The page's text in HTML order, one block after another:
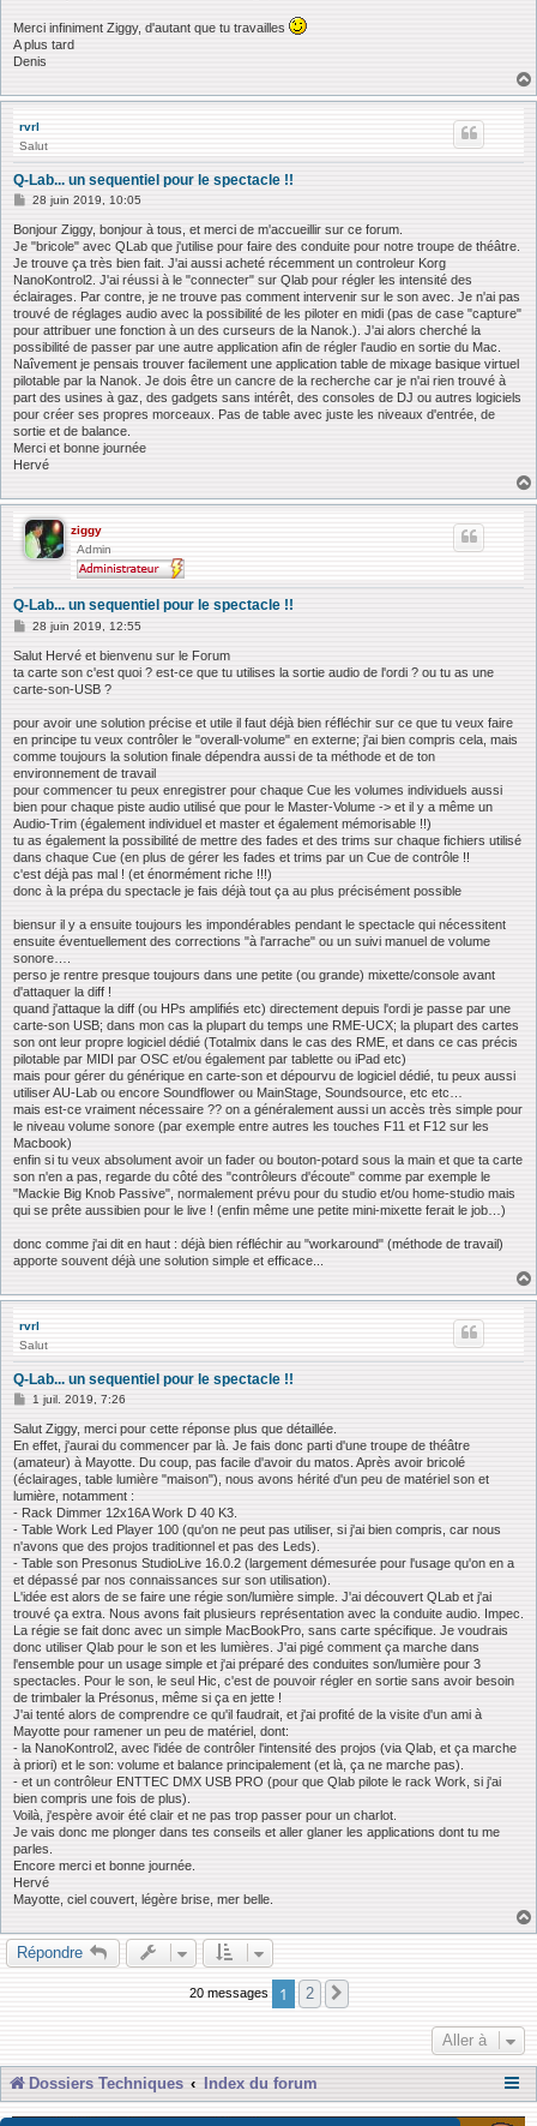
Merci infiniment Ziggy, d'autant que tu travailles
A plus tard
Denis
rvrl
Salut
Q-Lab... un sequentiel pour le spectacle !!
M
s
s
a
g
e
28 juin 2019, 10:05
Bonjour Ziggy, bonjour à tous, et merci de m'accueillir sur ce forum.
Je "bricole" avec QLab que j'utilise pour faire des conduite pour notre troupe de théâtre.
Je trouve ça très bien fait. J'ai aussi acheté récemment un controleur Korg
NanoKontrol2. J'ai réussi à le "connecter" sur Qlab pour régler les intensité des
éclairages. Par contre, je ne trouve pas comment intervenir sur le son avec. Je n'ai pas
trouvé de réglages audio avec la possibilité de les piloter en midi (pas de case "capture"
pour attribuer une fonction à un des curseurs de la Nanok.). J'ai alors cherché la
possibilité de passer par une autre application afin de régler l'audio en sortie du Mac.
Naîvement je pensais trouver facilement une application table de mixage basique virtuel
pilotable par la Nanok. Je dois être un cancre de la recherche car je n'ai rien trouvé à
part des usines à gaz, des gadgets sans intérêt, des consoles de DJ ou autres logiciels
pour créer ses propres morceaux. Pas de table avec juste les niveaux d'entrée, de
sortie et de balance.
Merci et bonne journée
Hervé
ziggy
Admin
Q-Lab... un sequentiel pour le spectacle !!
M
s
s
g
28 juin 2019, 12:55
Salut Hervé et bienvenu sur le Forum
ta carte son c'est quoi ? est-ce que tu utilises la sortie audio de l'ordi ? ou tu as une
carte-son-USB ?
pour avoir une solution précise et utile il faut déjà bien réfléchir sur ce que tu veux faire
en principe tu veux contrôler le "overall-volume" en externe; j'ai bien compris cela, mais
comme toujours la solution finale dépendra aussi de ta méthode et de ton
environnement de travail
pour commencer tu peux enregistrer pour chaque Cue les volumes individuels aussi
bien pour chaque piste audio utilisé que pour le Master-Volume -> et il y a même un
Audio-Trim (également individuel et master et également mémorisable !!)
tu as également la possibilité de mettre des fades et des trims sur chaque fichiers utilisé
dans chaque Cue (en plus de gérer les fades et trims par un Cue de contrôle !!
c'est déjà pas mal ! (et énormément riche !!!)
donc à la prépa du spectacle je fais déjà tout ça au plus précisément possible
biensur il y a ensuite toujours les impondérables pendant le spectacle qui nécessitent
ensuite éventuellement des corrections "à l'arrache" ou un suivi manuel de volume
sonore….
perso je rentre presque toujours dans une petite (ou grande) mixette/console avant
d'attaquer la diff !
quand j'attaque la diff (ou HPs amplifiés etc) directement depuis l'ordi je passe par une
carte-son USB; dans mon cas la plupart du temps une RME-UCX; la plupart des cartes
son ont leur propre logiciel dédié (Totalmix dans le cas des RME, et dans ce cas précis
pilotable par MIDI par OSC et/ou également par tablette ou iPad etc)
mais pour gérer du générique en carte-son et dépourvu de logiciel dédié, tu peux aussi
utiliser AU-Lab ou encore Soundflower ou MainStage, Soundsource, etc etc…
mais est-ce vraiment nécessaire ?? on a généralement aussi un accès très simple pour
le niveau volume sonore (par exemple entre autres les touches F11 et F12 sur les
Macbook)
enfin si tu veux absolument avoir un fader ou bouton-potard sous la main et que ta carte
son n'en a pas, regarde du côté des "contrôleurs d'écoute" comme par exemple le
"Mackie Big Knob Passive", normalement prévu pour du studio et/ou home-studio mais
qui se prête aussibien pour le live ! (enfin même une petite mini-mixette ferait le job…)
donc comme j'ai dit en haut : déjà bien réfléchir au "workaround" (méthode de travail)
apporte souvent déjà une solution simple et efficace...
rvrl
Salut
Q-Lab... un sequentiel pour le spectacle !!
M
s
s
g
e
1 juil. 2019, 7:26
Salut Ziggy, merci pour cette réponse plus que détaillée.
En effet, j'aurai du commencer par là. Je fais donc parti d'une troupe de théâtre
(amateur) à Mayotte. Du coup, pas facile d'avoir du matos. Après avoir bricolé
(éclairages, table lumière "maison"), nous avons hérité d'un peu de matériel son et
lumière, notamment :
- Rack Dimmer 12x16A Work D 40 K3.
- Table Work Led Player 100 (qu'on ne peut pas utiliser, si j'ai bien compris, car nous
n'avons que des projos traditionnel et pas des Leds).
- Table son Presonus StudioLive 16.0.2 (largement démesurée pour l'usage qu'on en a
et dépassé par nos connaissances sur son utilisation).
L'idée est alors de se faire une régie son/lumière simple. J'ai découvert QLab et j'ai
trouvé ça extra. Nous avons fait plusieurs représentation avec la conduite audio. Impec.
La régie se fait donc avec un simple MacBookPro, sans carte spécifique. Je voudrais
donc utiliser Qlab pour le son et les lumières. J'ai pigé comment ça marche dans
l'ensemble pour un usage simple et j'ai préparé des conduites son/lumière pour 3
spectacles. Pour le son, le seul Hic, c'est de pouvoir régler en sortie sans avoir besoin
de trimbaler la Présonus, même si ça en jette !
J'ai tenté alors de comprendre ce qu'il faudrait, et j'ai profité de la visite d'un ami à
Mayotte pour ramener un peu de matériel, dont:
- la NanoKontrol2, avec l'idée de contrôler l'intensité des projos (via Qlab, et ça marche
à priori) et le son: volume et balance principalement (et là, ça ne marche pas).
- et un contrôleur ENTTEC DMX USB PRO (pour que Qlab pilote le rack Work, si j'ai
bien compris une fois de plus).
Voilà, j'espère avoir été clair et ne pas trop passer pour un charlot.
Je vais donc me plonger dans tes conseils et aller glaner les applications dont tu me
parles.
Encore merci et bonne journée.
Hervé
Mayotte, ciel couvert, légère brise, mer belle.
Répondre
20 messages 1 2
Aller à
Dossiers Techniques Index du forum